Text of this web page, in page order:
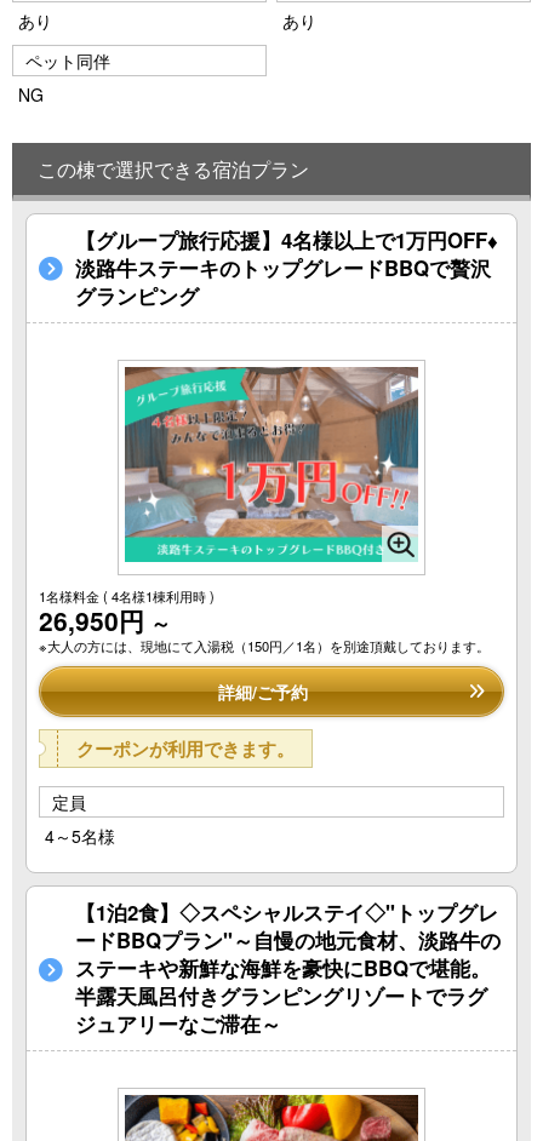
あり
あり
ペット同伴
NG
この棟で選択できる宿泊プラン
【グループ旅行応援】4名様以上で1万円OFF♦
淡路牛ステーキのトップグレードBBQで贅沢
グランピング
1名様料金( 4名様1棟利用時 )
26,950円 ～
※大人の方には、現地にて入湯税（150円／1名）を別途頂戴しております。
詳細/ご予約
クーポンが利用できます。
定員
4～5名様
【1泊2食】◇スペシャルステイ◇"トップグレ
ードBBQプラン"～自慢の地元食材、淡路牛の
ステーキや新鮮な海鮮を豪快にBBQで堪能。
半露天風呂付きグランピングリゾートでラグ
ジュアリーなご滞在～